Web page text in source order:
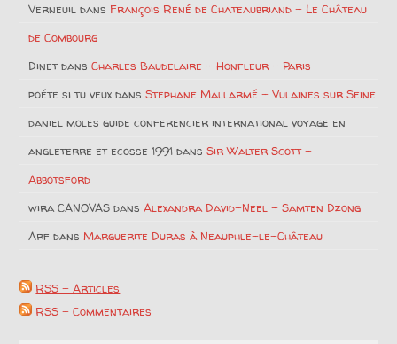
Verneuil dans François René de Chateaubriand – Le Château
de Combourg
DinetdansCharles Baudelaire – Honfleur – Paris
poéte si tu veux dansStephane Mallarmé – Vulaines sur Seine
daniel moles guide conferencier international voyage en
angleterre et ecosse 1991 dansSir Walter Scott –
Abbotsford
wira CANOVAS dansAlexandra David-Neel – Samten Dzong
Arf dansMarguerite Duras à Neauphle-le-Château
RSS - Articles
RSS - Commentaires